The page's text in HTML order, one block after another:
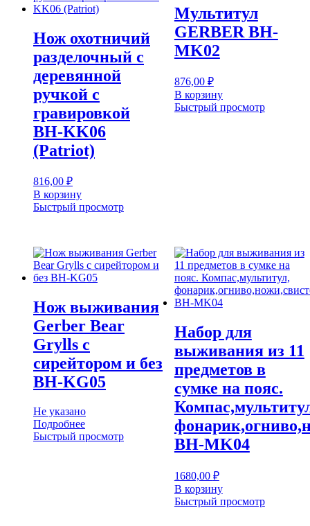
Нож охотничий
разделочный с
деревянной
ручкой с
гравировкой
BH-KK06
(Patriot)
816,00 ₽
В корзину
Быстрый просмотр
Мультитул
GERBER BH-
MK02
876,00 ₽
В корзину
Быстрый просмотр
Нож выживания
Gerber Bear
Grylls с
сирейтором и без
BH-KG05
Не указано
Подробнее
Быстрый просмотр
Набор для
выживания из 11
предметов в
сумке на пояс.
BH-MK04
1680,00 ₽
В корзину
Быстрый просмотр